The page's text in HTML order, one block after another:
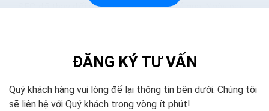
SEO đã thay đổi rất nhiều trong thập kỷ qua. Ngày nay,
ĐĂNG KÝ TƯ VẤN
Quý khách hàng vui lòng để lại thông tin bên dưới. Chúng tôi
sẽ liên hệ với Quý khách trong vòng ít phút!